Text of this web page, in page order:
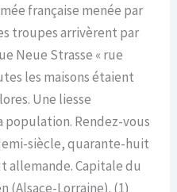
française menée par
troupes arrivèrent par
Neue Strasse « rue
les maisons étaient
Une liesse
Rendez-vous
siècle, quarante-huit
allemande. Capitale du
(Alsace-Lorraine). (1)